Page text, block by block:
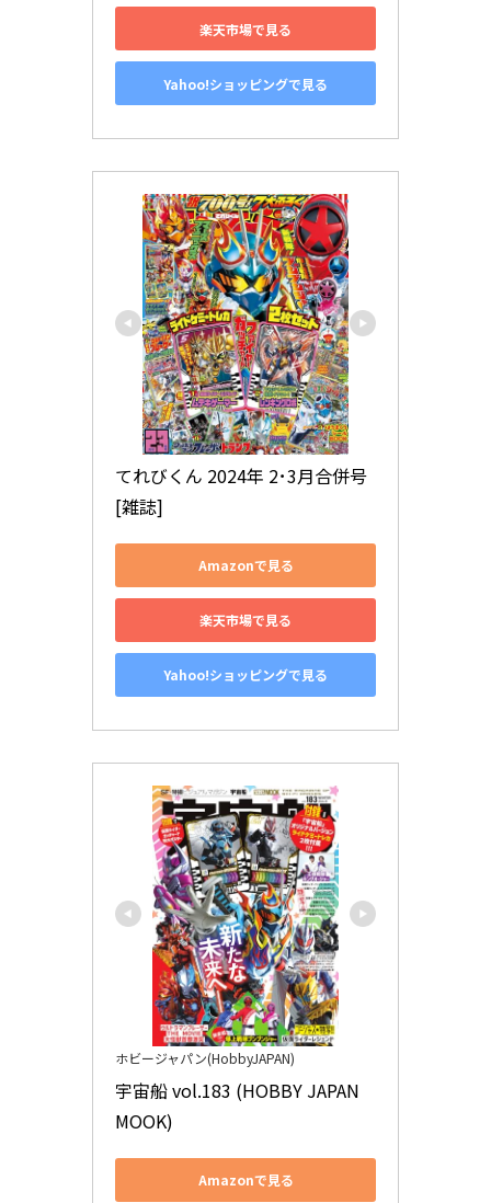
楽天市場で見る
Yahoo!ショッピングで見る
てれびくん 2024年 2･3月合併号
[雑誌]
Amazonで見る
楽天市場で見る
Yahoo!ショッピングで見る
ホビージャパン(HobbyJAPAN)
宇宙船 vol.183 (HOBBY JAPAN
MOOK)
Amazonで見る